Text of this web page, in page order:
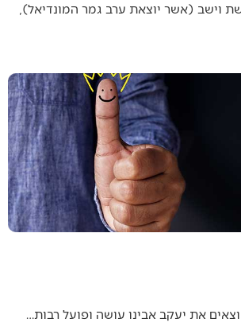
וישב (אשר יוצאת ערב גמר המונדיאל),
את יעקב אבינו עושה ופועל רבות…